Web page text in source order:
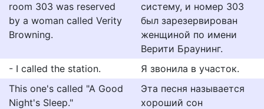
room 303 was reserved
by a woman called Verity
Browning.
систему, и номер 303
был зарезервирован
женщиной по имени
Верити Браунинг.
- I called the station.
Я звонила в участок.
This one's called "A Good
Night's Sleep."
Эта песня называется
хороший сон